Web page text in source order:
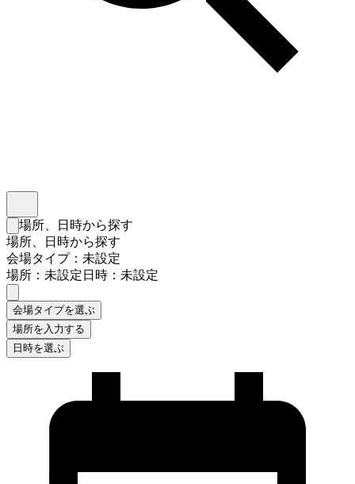
検索フォームを閉じる
場所、日時から探す
場所、日時から探す
会場タイプ：未設定
場所：未設定日時：未設定
会場タイプを選ぶ
場所を入力する
日時を選ぶ